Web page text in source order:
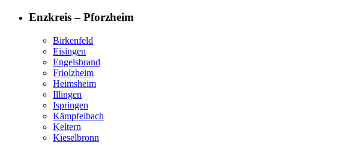
Enzkreis – Pforzheim
Birkenfeld
Eisingen
Engelsbrand
Friolzheim
Heimsheim
Illingen
Ispringen
Kämpfelbach
Keltern
Kieselbronn